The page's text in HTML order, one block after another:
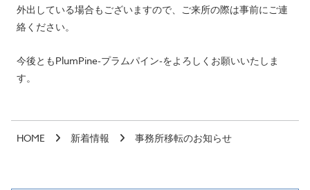
外出している場合もございますので、ご来所の際は事前にご連
絡ください。
今後ともPlumPine-プラムパイン-をよろしくお願いいたしま
す。
HOME 新着情報 事務所移転のお知らせ